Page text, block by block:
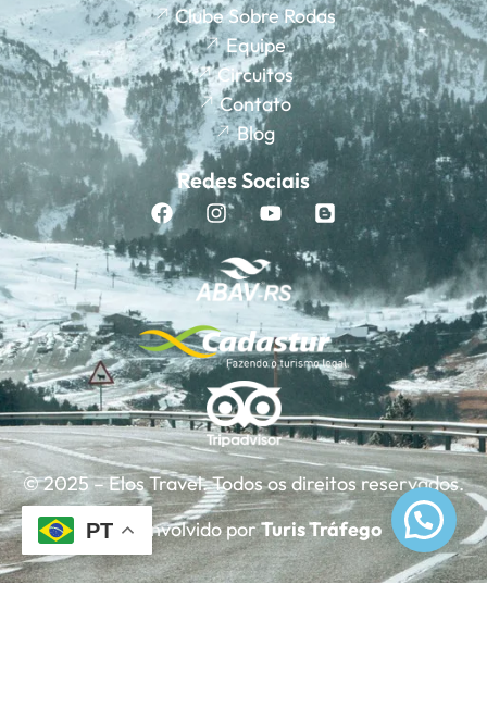
Clube Sobre Rodas
Equipe
Circuitos
Contato
Blog
Redes Sociais
© 2025 – Elos Travel. Todos os direitos reservados.
Desenvolvido porTuris Tráfego
PT